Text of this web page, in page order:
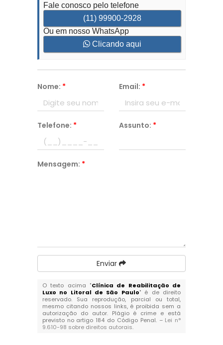
Fale conosco pelo telefone
(11) 99900-2928
Ou em nosso WhatsApp
Clicando aqui
Nome: * Email: *
Telefone: * Assunto: *
Mensagem: *
Enviar
O texto acima "Clínica de Reabilitação de
Luxo no Litoral de São Paulo" é de direito
reservado. Sua reprodução, parcial ou total,
mesmo citando nossos links, é proibida sem a
autorização do autor. Plágio é crime e está
previsto no artigo 184 do Código Penal. – Lei n°
9.610-98 sobre direitos autorais.